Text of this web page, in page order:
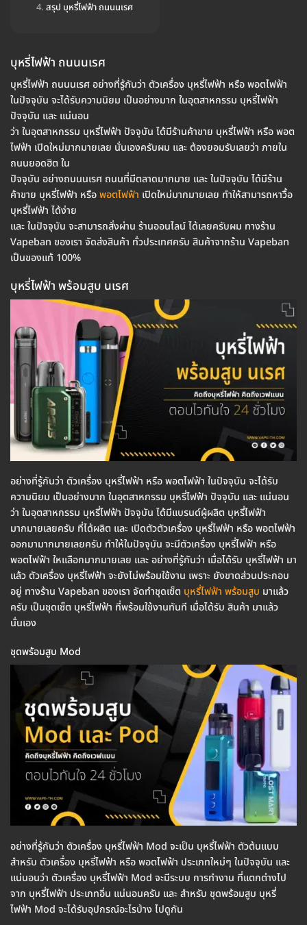
สรุป บุหรี่ไฟฟ้า ถนนนเรศ
บุหรี่ไฟฟ้า ถนนนเรศ
บุหรี่ไฟฟ้า ถนนนเรศ อย่างที่รู้กันว่า ตัวเครื่อง บุหรี่ไฟฟ้า หรือ พอตไฟฟ้า
ในปัจจุบัน จะได้รับความนิยม เป็นอย่างมาก ในอุตสาหกรรม บุหรี่ไฟฟ้า
ปัจจุบัน และ แน่นอน
ว่า ในอุตสาหกรรม บุหรี่ไฟฟ้า ปัจจุบัน ได้มีร้านค้าขาย บุหรี่ไฟฟ้า หรือ พอต
ไฟฟ้า เปิดใหม่มากมายเลย นั่นเองครับผม และ ต้องยอมรับเลยว่า ภายใน
ถนนยอดฮิต ใน
ปัจจุบัน อย่างถนนนเรศ ถนนที่มีตลาดมากมาย และ ในปัจจุบัน ได้มีร้าน
ค้าขาย บุหรี่ไฟฟ้า หรือพอตไฟฟ้า เปิดใหม่มากมายเลย ทำให้สามารถหาวื้อ
บุหรี่ไฟฟ้า ได้ง่าย
และ ในปัจจุบัน จะสามารถสั่งผ่าน ร้านออนไลน์ ได้เลยครับผม ทางร้าน
Vapeban ของเรา จัดส่งสินค้า ทั่วประเทศครับ สินค้าจากร้าน Vapeban
เป็นของแท้ 100%
บุหรี่ไฟฟ้า พร้อมสูบ นเรศ
อย่างที่รู้กันว่า ตัวเครื่อง บุหรี่ไฟฟ้า หรือ พอตไฟฟ้า ในปัจจุบัน จะได้รับ
ความนิยม เป็นอย่างมาก ในอุตสาหกรรม บุหรี่ไฟฟ้า ปัจจุบัน และ แน่นอน
ว่า ในอุตสาหกรรม บุหรี่ไฟฟ้า ปัจจุบัน ได้มีแบรนด์ผู้ผลิต บุหรี่ไฟฟ้า
มากมายเลยครับ ที่ได้ผลิต และ เปิดตัวตัวเครื่อง บุหรี่ไฟฟ้า หรือ พอตไฟฟ้า
ออกมามากมายเลยครับ ทำให้ในปัจจุบัน จะมีตัวเครื่อง บุหรี่ไฟฟ้า หรือ
พอตไฟฟ้า ใหเเลือกมากมายเลย และ อย่างที่รู้กันว่า เมื่อได้รับ บุหรี่ไฟฟ้า มา
แล้ว ตัวเครื่อง บุหรี่ไฟฟ้า จะยังไม่พร้อมใช้งาน เพราะ ยังขาดส่วนประกอบ
อยู่ ทางร้าน Vapeban ของเรา จัดทำชุดเซ็ต บุหรี่ไฟฟ้า พร้อมสูบ มาแล้ว
ครับ เป็นชุดเซ็ต บุหรี่ไฟฟ้า ที่พร้อมใช้งานทันที เมื่อได้รับ สินค้า มาแล้ว
นั่นเอง
ชุดพร้อมสูบ Mod
อย่างที่รู้กันว่า ตัวเครื่อง บุหรี่ไฟฟ้า Mod จะเป็น บุหรี่ไฟฟ้า ตัวต้นแบบ
สำหรับ ตัวเครื่อง บุหรี่ไฟฟ้า หรือ พอตไฟฟ้า ประเภทใหม่ๆ ในปัจจุบัน และ
แน่นอนว่า ตัวเครื่อง บุหรี่ไฟฟ้า Mod จะมีระบบ การทำงาน ที่แตกต่างไป
จาก บุหรี่ไฟฟ้า ประเภทอิ่น แน่นอนครับ และ สำหรับ ชุดพร้อมสูบ บุหรี่
ไฟฟ้า Mod จะได้รับอุปกรณ์อะไรบ้าง ไปดูกัน